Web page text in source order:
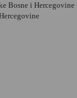
Bosne i